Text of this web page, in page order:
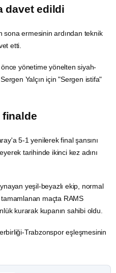
davet edildi
sona ermesinin ardından teknik
etti.
yönetime yönelten siyah-
Yalçın için "Sergen istifa"
5-1 yenilerek final şansını
tarihinde ikinci kez adını
yeşil-beyazlı ekip, normal
maçta RAMS
kurarak kupanın sahibi oldu.
Trabzonspor eşleşmesinin